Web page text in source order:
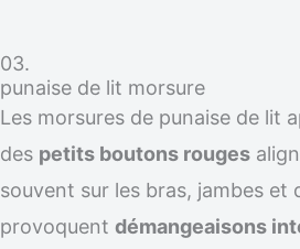
03.
punaise de lit morsure
Les morsures de punaise de lit
des petits boutons rouges
souvent sur les bras, jambes et
provoquent démangeaisons